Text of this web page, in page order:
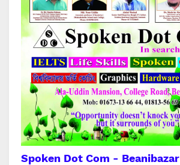
Spoken Dot Com - Beanibazar